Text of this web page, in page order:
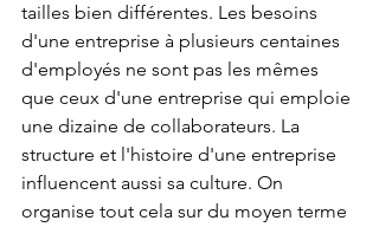
tailles bien différentes. Les besoins
d'une entreprise à plusieurs centaines
d'employés ne sont pas les mêmes
que ceux d'une entreprise qui emploie
une dizaine de collaborateurs. La
structure et l'histoire d'une entreprise
influencent aussi sa culture. On
organise tout cela sur du moyen terme